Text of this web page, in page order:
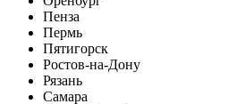
Пенза
Пермь
Пятигорск
Ростов-на-Дону
Рязань
Самара